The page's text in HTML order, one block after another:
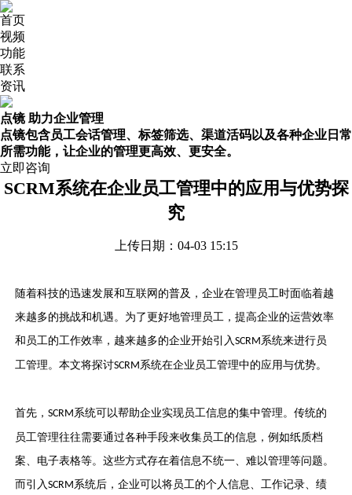
首页
视频
功能
联系
资讯
点镜 助力企业管理
点镜包含员工会话管理、标签筛选、渠道活码以及各种企业日常
所需功能，让企业的管理更高效、更安全。
立即咨询
SCRM系统在企业员工管理中的应用与优势探
究
上传日期：04-03 15:15
随着科技的迅速发展和互联网的普及，企业在管理员工时面临着越
来越多的挑战和机遇。为了更好地管理员工，提高企业的运营效率
和员工的工作效率，越来越多的企业开始引入SCRM系统来进行员
工管理。本文将探讨SCRM系统在企业员工管理中的应用与优势。
首先，SCRM系统可以帮助企业实现员工信息的集中管理。传统的
员工管理往往需要通过各种手段来收集员工的信息，例如纸质档
案、电子表格等。这些方式存在着信息不统一、难以管理等问题。
而引入SCRM系统后，企业可以将员工的个人信息、工作记录、绩